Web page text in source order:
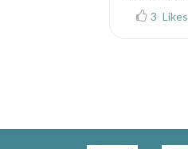
3 Likes